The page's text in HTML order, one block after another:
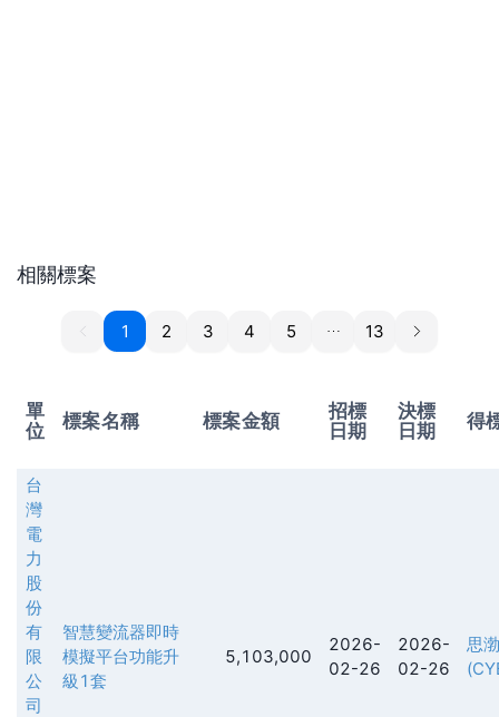
相關標案
11 2 3 4 5 13
單
位
標案名稱 標案金額
招標
日期
決標
日期
得
台
灣
電
力
股
份
有
限
公
司
智慧變流器即時
模擬平台功能升
級1套
5,103,000
2026-
02-26
2026-
02-26
思